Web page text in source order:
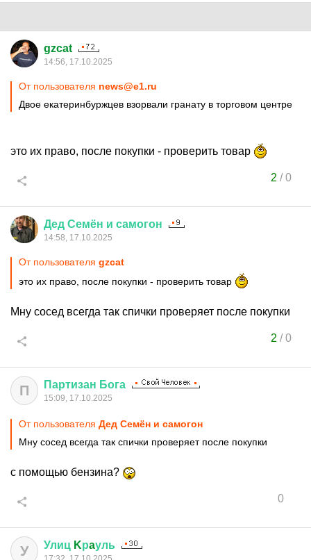
gzcat
14:56, 17.10.2025
От пользователя news@e1.ru
Двое екатеринбуржцев взорвали гранату в торговом центре
это их право, после покупки - проверить товар
2 /0
Дед Семён и самогон
14:58, 17.10.2025
От пользователя gzcat
это их право, после покупки - проверить товар
Мну сосед всегда так спички проверяет после покупки
2 /0
П Партизан Бога
15:09, 17.10.2025
От пользователя Дед Семён и самогон
Мну сосед всегда так спички проверяет после покупки
с помощью бензина?
0
У Улиц Kрaуль